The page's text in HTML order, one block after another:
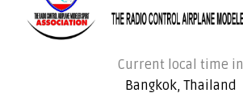
Current local time in
Bangkok, Thailand